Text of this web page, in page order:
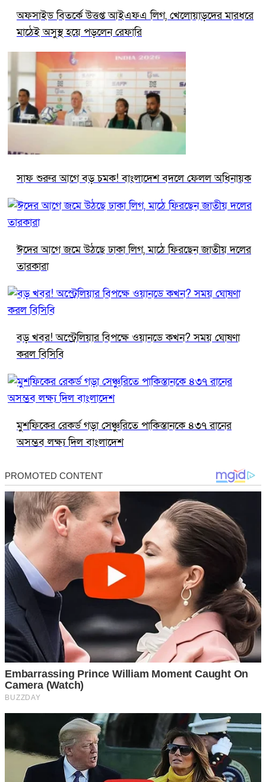
অফসাইড বিতর্কে উত্তপ্ত আইএফএ লিগ, খেলোয়াড়দের মারধরে
মাঠেই অসুস্থ হয়ে পড়লেন রেফারি
সাফ শুরুর আগে বড় চমক! বাংলাদেশ বদলে ফেলল অধিনায়ক
ঈদের আগে জমে উঠছে ঢাকা লিগ, মাঠে ফিরছেন জাতীয় দলের
তারকারা
বড় খবর! অস্ট্রেলিয়ার বিপক্ষে ওয়ানডে কখন? সময় ঘোষণা
করল বিসিবি
মুশফিকের রেকর্ড গড়া সেঞ্চুরিতে পাকিস্তানকে ৪৩৭ রানের
অসম্ভব লক্ষ্য দিল বাংলাদেশ